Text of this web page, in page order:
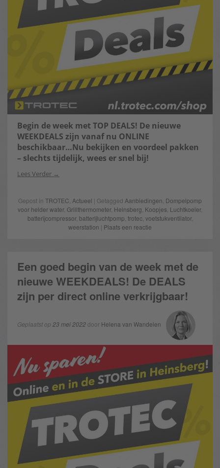
Begin de week met TOP DEALS! De nieuwe
WEEKDEALS zijn vanaf nu ONLINE
beschikbaar…Nu bekijken en voordeel pakken
– slechts tijdelijk, wees er snel bij!
Lees Verder
Gepost in TROTEC Actueel | Getagged Aanbiedingen Dompelpomp
voor helder water, Grillthermometer, Heinsberg Koopjes Luchtkoeler,
batterijcompressor, batterijluchtpomp trotec, voetstukventilator,
weerstation | Plaats een reactie
Een goed begin van de week met de
nieuwe WEEKDEALS! De DEALS
zijn per direct online verkrijgbaar!
Geplaatst op 23 mei 2022door Helena van Wandelen